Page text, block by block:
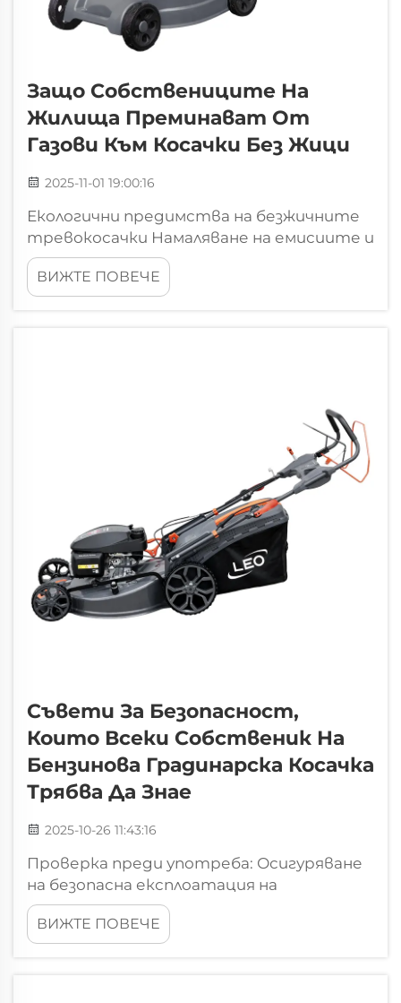
Защо Собствениците На
Жилища Преминават От
Газови Към Косачки Без Жици
2025-11-01 19:00:16
Екологични предимства на безжичните
тревокосачки Намаляване на емисиите и
въздушното замърсяване с безжични
тревокосачки Тревокосачките с
батерии намаляват емисиите, тъй
ВИЖТЕ ПОВЕЧЕ
Съвети За Безопасност,
Които Всеки Собственик На
Бензинова Градинарска Косачка
Трябва Да Знае
2025-10-26 11:43:16
Проверка преди употреба: Осигуряване
на безопасна експлоатация на
бензиновата косачка, почистване на
косното пространство и подготвяне
на оборудването. Готови ли сте да
ВИЖТЕ ПОВЕЧЕ